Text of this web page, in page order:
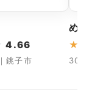
4.66
銚子市
めめ
★
30代